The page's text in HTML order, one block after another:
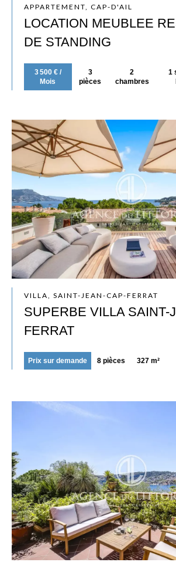
APPARTEMENT, CAP-D'AIL
LOCATION MEUBLEE
DE STANDING
3 500 € /
Mois
3
pièces
2
chambres
1
VILLA, SAINT-JEAN-CAP-FERRAT
SUPERBE VILLA SAINT-
FERRAT
Prix sur demande 8 pièces 327 m²